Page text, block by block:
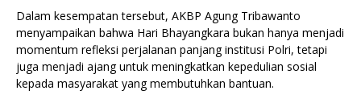
Dalam kesempatan tersebut, AKBP Agung Tribawanto
menyampaikan bahwa Hari Bhayangkara bukan hanya menjadi
momentum refleksi perjalanan panjang institusi Polri, tetapi
juga menjadi ajang untuk meningkatkan kepedulian sosial
kepada masyarakat yang membutuhkan bantuan.